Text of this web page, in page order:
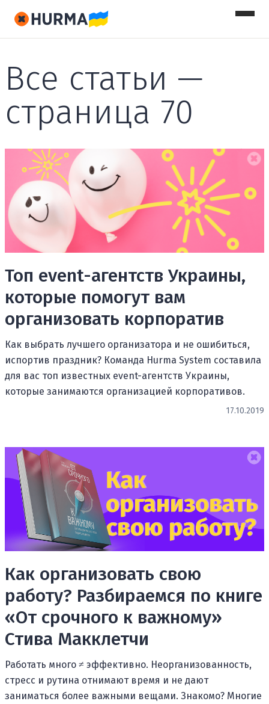
Все статьи —
страница 70
Топ event-агентств Украины,
которые помогут вам
организовать корпоратив
Как выбрать лучшего организатора и не ошибиться,
испортив праздник? Команда Hurma System составила
для вас топ известных event-агентств Украины,
которые занимаются организацией корпоративов.
17.10.2019
Как организовать свою
работу? Разбираемся по книге
«От срочного к важному»
Стива Макклетчи
Работать много ≠ эффективно. Неорганизованность,
стресс и рутина отнимают время и не дают
заниматься более важными вещами. Знакомо? Многие